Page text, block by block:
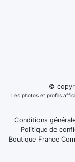
©
Les photos et profils
Conditions
Politique de
Boutique France